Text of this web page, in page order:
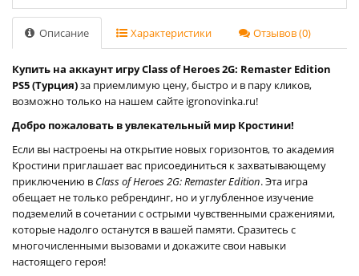
Описание Характеристики Отзывов (0)
Купить на аккаунт игру Class of Heroes 2G: Remaster Edition
PS5 (Турция)за приемлимую цену, быстро и в пару кликов,
возможно только на нашем сайте igronovinka.ru!
Добро пожаловать в увлекательный мир Кростини!
Если вы настроены на открытие новых горизонтов, то академия
Кростини приглашает вас присоединиться к захватывающему
приключению в Class of Heroes 2G: Remaster Edition. Эта игра
обещает не только ребрендинг, но и углубленное изучение
подземелий в сочетании с острыми чувственными сражениями,
которые надолго останутся в вашей памяти. Сразитесь с
многочисленными вызовами и докажите свои навыки
настоящего героя!